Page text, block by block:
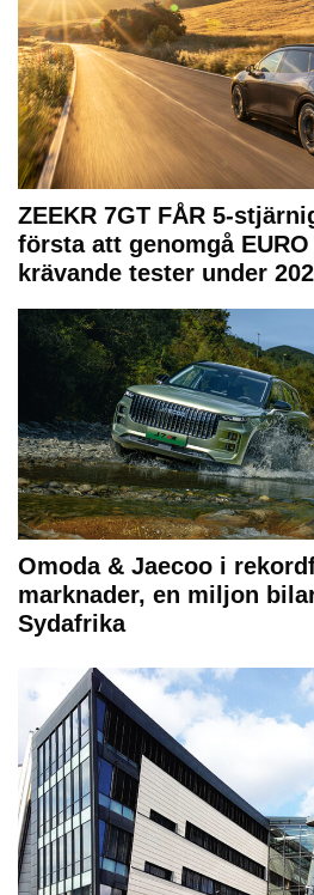
ZEEKR 7GT FÅR 5-
första att genomgå
krävande tester under
Omoda & Jaecoo i
marknader, en miljon
Sydafrika